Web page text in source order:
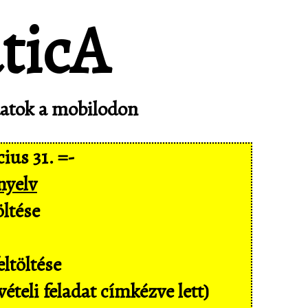
a mobilodon
31. =-
feladat címkézve lett)